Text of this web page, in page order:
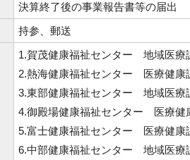
決算終了後の事業報告書等の届出
持参、郵送
1.賀茂健康福祉センター 地域医療
2.熱海健康福祉センター 医療健康
3.東部健康福祉センター 地域医療
4.御殿場健康福祉センター 医療健
5.富士健康福祉センター 医療健康
6.中部健康福祉センター 地域医療